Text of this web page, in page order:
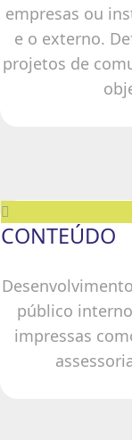
empresas ou
e o externo.
projetos de
CONTEÚDO
público
impressas